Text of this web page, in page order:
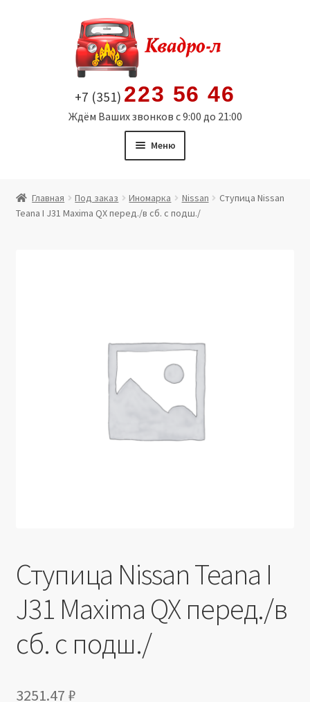
содержимому
+7 (351) 223 56 46
Ждём Ваших звонков с 9:00 до 21:00
Меню
Витрина
Юридические данные
Главная Под заказ Иномарка Nissan
Ступица Nissan
Teana I J31 Maxima QX перед./в сб. с подш./
Ступица Nissan Teana I
J31 Maxima QX перед./в
сб. с подш./
3251.47 ₽